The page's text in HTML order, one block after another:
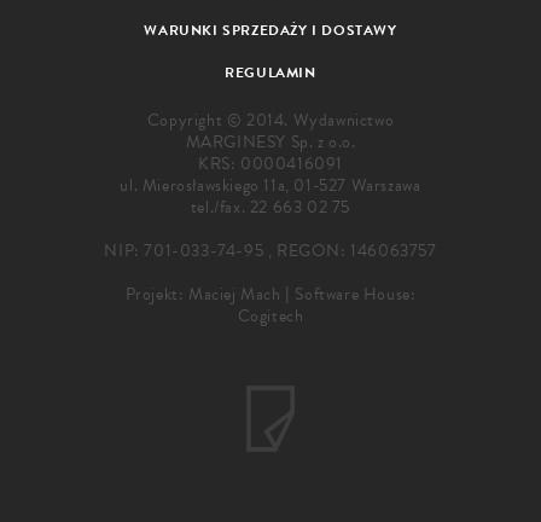
WARUNKI SPRZEDAŻY I DOSTAWY
REGULAMIN
Copyright © 2014. Wydawnictwo
MARGINESY Sp. z o.o.
KRS: 0000416091
ul. Mierosławskiego 11a, 01-527 Warszawa
tel./fax. 22 663 02 75
NIP: 701-033-74-95 , REGON: 146063757
Projekt: Maciej Mach | Software House:
Cogitech